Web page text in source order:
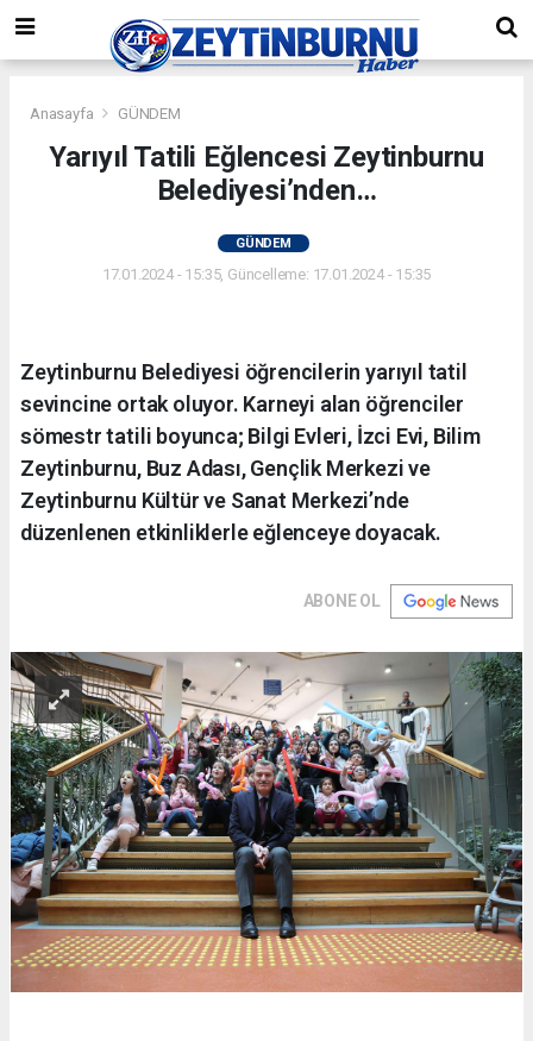
Anasayfa GÜNDEM
Yarıyıl Tatili Eğlencesi Zeytinburnu
Belediyesi’nden…
GÜNDEM
17.01.2024 - 15:35, Güncelleme: 17.01.2024 - 15:35
Zeytinburnu Belediyesi öğrencilerin yarıyıl tatil
sevincine ortak oluyor. Karneyi alan öğrenciler
sömestr tatili boyunca; Bilgi Evleri, İzci Evi, Bilim
Zeytinburnu, Buz Adası, Gençlik Merkezi ve
Zeytinburnu Kültür ve Sanat Merkezi’nde
düzenlenen etkinliklerle eğlenceye doyacak.
ABONE OL